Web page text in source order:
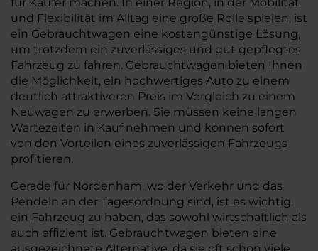
und Flexibilität im Alltag eine große Rolle spielen, ist
ein Gebrauchtwagen eine kostengünstige Lösung,
um trotzdem ein zuverlässiges und gut gepflegtes
Fahrzeug zu fahren. Gebrauchtwagen bieten Ihnen
die Möglichkeit, ein hochwertiges Auto zu einem
deutlich attraktiveren Preis im Vergleich zu einem
Neuwagen zu erwerben. Sie müssen keine langen
Wartezeiten in Kauf nehmen und können sofort
von den Vorteilen eines zuverlässigen Fahrzeugs
profitieren.
Gerade für Nordenham, wo der Verkehr und das
Pendeln an der Tagesordnung sind, ist es wichtig,
ein Fahrzeug zu haben, das sowohl wirtschaftlich als
auch effizient ist. Gebrauchtwagen bieten eine